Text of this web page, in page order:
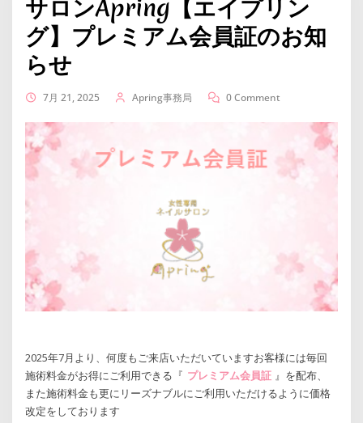
サロンApring【エイプリン
グ】プレミアム会員証のお知
らせ
7月 21, 2025 Apring事務局 0 Comment
2025年7月より、何度もご来店いただいていますお客様には毎回
施術料金がお得にご利用できる『 プレミアム会員証 』を配布、
また施術料金も更にリーズナブルにご利用いただけるように価格
改定をしております